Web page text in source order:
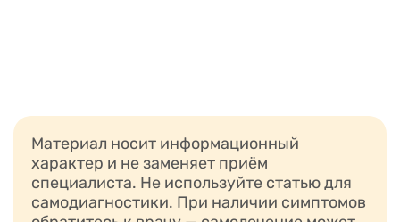
Материал носит информационный
характер и не заменяет приём
специалиста. Не используйте статью для
самодиагностики. При наличии симптомов